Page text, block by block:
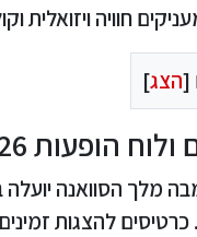
חוויה ויזואלית
[הצג]
הופעות 2026
מלך הסוואנה
. כרטיסים להצגות